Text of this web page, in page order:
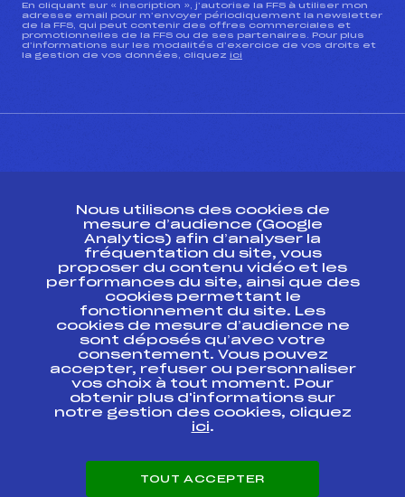
En cliquant sur « inscription », j’autorise la FFS à utiliser mon
adresse email pour m’envoyer périodiquement la newsletter
de la FFS, qui peut contenir des offres commerciales et
promotionnelles de la FFS ou de ses partenaires. Pour plus
d’informations sur les modalités d’exercice de vos droits et
la gestion de vos données, cliquez ici
Ressources
Pass’Neige
Projet sportif fédéral
Projet de performance fédéral
Antidopage
Pôle Développement, Formation, Suivi
Scientifique
Listes ministérielles
Pôle vie de l’athlète
Enseignement professionnel
Nous utilisons des cookies de
mesure d’audience (Google
Analytics) afin d’analyser la
fréquentation du site, vous
proposer du contenu vidéo et les
performances du site, ainsi que des
cookies permettant le
fonctionnement du site. Les
cookies de mesure d’audience ne
sont déposés qu’avec votre
consentement. Vous pouvez
accepter, refuser ou personnaliser
vos choix à tout moment. Pour
obtenir plus d'informations sur
notre gestion des cookies, cliquez
ici.
TOUT ACCEPTER